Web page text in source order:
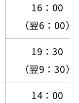
16：00
（翌6：00）
19：30
（翌9：30）
14：00